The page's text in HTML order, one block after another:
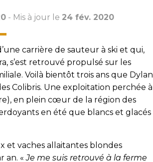
- Mis à jour le 24 fév. 2020
carrière de sauteur à ski et qui,
s’est retrouvé propulsé sur les
Voilà bientôt trois ans que Dylan
Colibris. Une exploitation perchée à
en plein cœur de la région des
en été que blancs et glacés
et vaches allaitantes blondes
an. «Je me suis retrouvé à la ferme